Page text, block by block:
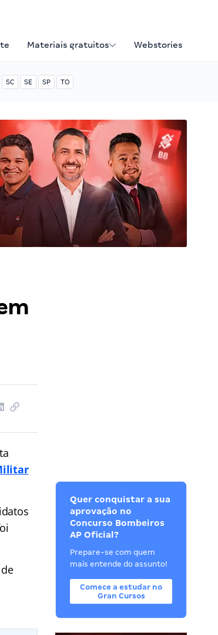
Materiais gratuitos Webstories
SC SE SP TO
Quer conquistar a sua
aprovação no
Concurso Bombeiros
AP Oficial?
Prepare-se com quem
mais entende do assunto!
Comece a estudar no
Gran Cursos